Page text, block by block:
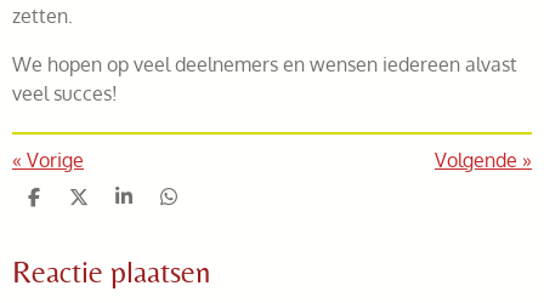
zetten.
We hopen op veel deelnemers en wensen iedereen alvast
veel succes!
« Vorige Volgende »
D
e
n
D
l
S
r
e
D
e
n
Reactie plaatsen